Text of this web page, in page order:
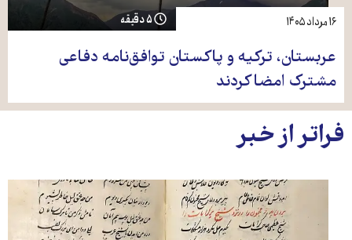
عربستان، ترکیه و پاکستان توافق‌نامه دفاعی
مشترک امضا کردند
۱۶ مرداد ۱۴۰۵ ۵ دقیقه
فراتر از خبر